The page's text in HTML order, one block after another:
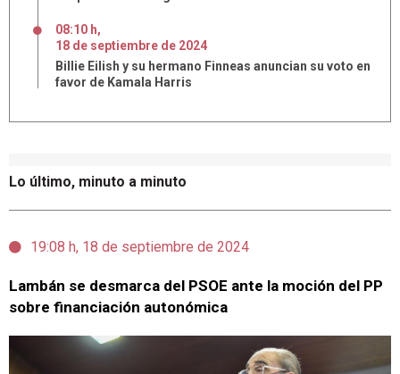
Lo último, minuto a minuto
19:08 h, 18 de septiembre de 2024
Lambán se desmarca del PSOE ante la moción del PP
sobre financiación autonómica
08:10 h,
18 de septiembre de 2024
Billie Eilish y su hermano Finneas anuncian su voto en
favor de Kamala Harris